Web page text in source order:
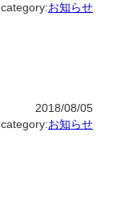
category:お知らせ
2018/08/05
category:お知らせ